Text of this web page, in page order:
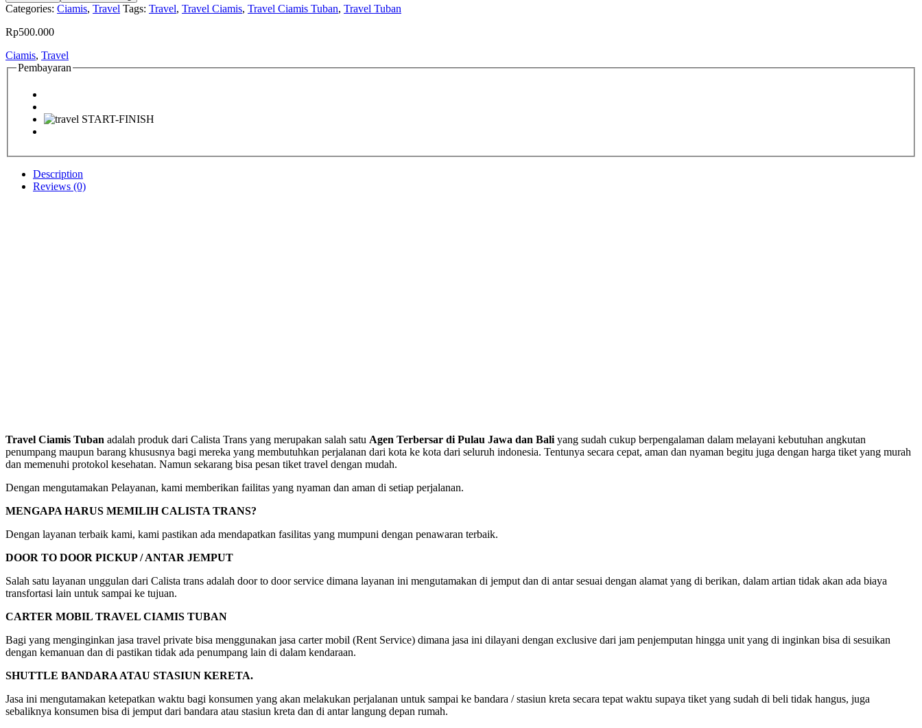
Categories: Ciamis, Travel Tags: Travel, Travel Ciamis, Travel Ciamis Tuban, Travel Tuban
Rp500.000
Ciamis, Travel
Pembayaran
Description
Reviews (0)
Travel Ciamis Tuban adalah produk dari Calista Trans yang merupakan salah satu Agen Terbersar di Pulau Jawa dan Baliyang sudah cukup berpengalaman dalam melayani kebutuhan angkutan
penumpang maupun barang khususnya bagi mereka yang membutuhkan perjalanan dari kota ke kota dari seluruh indonesia. Tentunya secara cepat, aman dan nyaman begitu juga dengan harga tiket yang murah
dan memenuhi protokol kesehatan. Namun sekarang bisa pesan tiket travel dengan mudah.
Dengan mengutamakan Pelayanan, kami memberikan failitas yang nyaman dan aman di setiap perjalanan.
MENGAPA HARUS MEMILIH CALISTA TRANS?
Dengan layanan terbaik kami, kami pastikan ada mendapatkan fasilitas yang mumpuni dengan penawaran terbaik.
DOOR TO DOOR PICKUP / ANTAR JEMPUT
Salah satu layanan unggulan dari Calista trans adalah door to door service dimana layanan ini mengutamakan di jemput dan di antar sesuai dengan alamat yang di berikan, dalam artian tidak akan ada biaya
transfortasi lain untuk sampai ke tujuan.
CARTER MOBIL TRAVEL CIAMIS TUBAN
Bagi yang menginginkan jasa travel private bisa menggunakan jasa carter mobil (Rent Service) dimana jasa ini dilayani dengan exclusive dari jam penjemputan hingga unit yang di inginkan bisa di sesuikan
dengan kemanuan dan di pastikan tidak ada penumpang lain di dalam kendaraan.
SHUTTLE BANDARA ATAU STASIUN KERETA.
Jasa ini mengutamakan ketepatkan waktu bagi konsumen yang akan melakukan perjalanan untuk sampai ke bandara / stasiun kreta secara tepat waktu supaya tiket yang sudah di beli tidak hangus, juga
sebaliknya konsumen bisa di jemput dari bandara atau stasiun kreta dan di antar langung depan rumah.